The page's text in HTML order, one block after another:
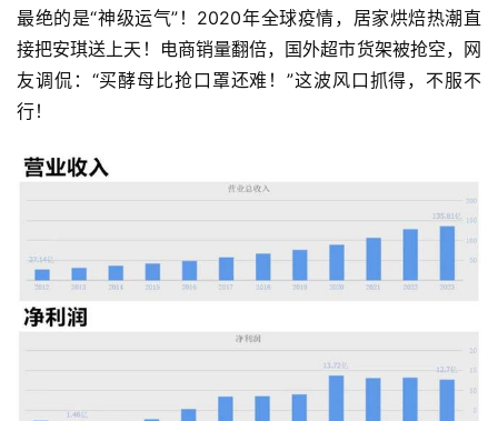
快
最绝的是“神级运气”！2020年全球疫情，居家烘焙热潮直
接把安琪送上天！电商销量翻倍，国外超市货架被抢空，网
友调侃：“买酵母比抢口罩还难！”这波风口抓得，不服不
行！